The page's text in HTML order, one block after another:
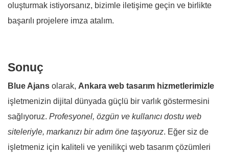
oluşturmak istiyorsanız, bizimle iletişime geçin ve birlikte
başarılı projelere imza atalım.
Sonuç
Blue Ajans olarak, Ankara web tasarım hizmetlerimizle
işletmenizin dijital dünyada güçlü bir varlık göstermesini
sağlıyoruz. Profesyonel, özgün ve kullanıcı dostu web
siteleriyle, markanızı bir adım öne taşıyoruz. Eğer siz de
işletmeniz için kaliteli ve yenilikçi web tasarım çözümleri